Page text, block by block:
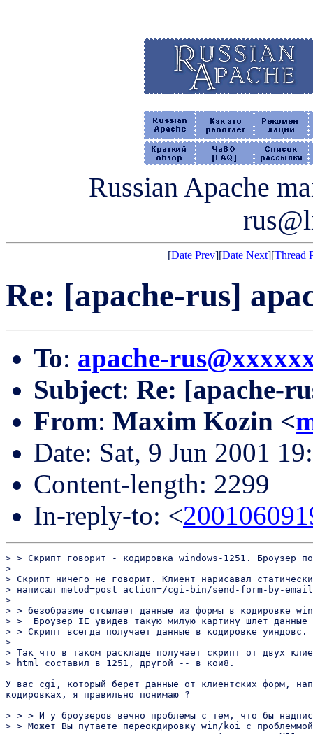
Russian Apache
[Date Prev][Date Next][Thread
Re: [apache-rus]
To: apache-
Subject: Re: [apache-
From: Maxim Kozin <
Date: Sat, 9 Jun 2001
Content-length: 2299
In-reply-to: <
> > Скрипт говорит - кодировка windows-1251. Броузер
>
> Скрипт ничего не говорит. Клиент нарисавал
> написал metod=post action=/cgi-bin/send-form-by-
>
> > безобразие отсылает данные из формы в кодировке
> >  Броузер IE увидев такую милую картину шлет
> > Скрипт всегда получает данные в кодировке уиндовс.
>
> Так что в таком раскладе получает скрипт от двух
> html составил в 1251, другой -- в кои8.
У вас cgi, который берет данные от клиентских форм,
кодировках, я правильно понимаю ?
> > > И у броузеров вечно проблемы с тем, что бы
> > Может Вы путаете переокдировку win/koi с